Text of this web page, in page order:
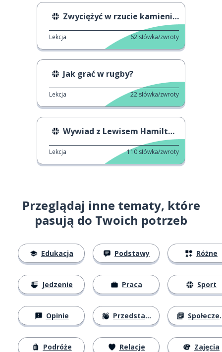
Zwyciężyć w rzucie kamieniem
Lekcja 62 słówka/zwroty
Jak grać w rugby?
Lekcja 22 słówka/zwroty
Wywiad z Lewisem Hamiltonem
Lekcja 110 słówka/zwroty
Przeglądaj inne tematy, które
pasują do Twoich potrzeb
Edukacja
Jedzenie
Opinie
Podróże
Podstawy
Praca
Przedstawianie się
Relacje
Różne
Sport
Społeczeństwo
Zajęcia